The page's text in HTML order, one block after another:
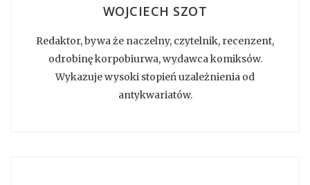
WOJCIECH SZOT
Redaktor, bywa że naczelny, czytelnik, recenzent,
odrobinę korpobiurwa, wydawca komiksów.
Wykazuje wysoki stopień uzależnienia od
antykwariatów.